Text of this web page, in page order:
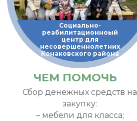
Сбор денежных средств на
закупку:
– мебели для класса;
ЧЕМ ПОМОЧЬ
Социально-
реабилитационноый
центр для
несовершеннолетних
Конаковского района